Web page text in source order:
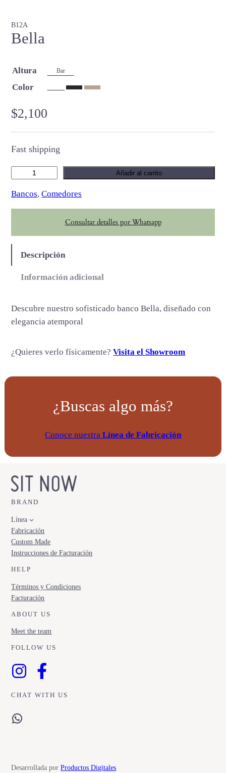
B12A
Bella
Altura Bar
Color
$2,100
Fast shipping
l
l
c
n
d
Añadir al carrito
Bancos, Comedores
Consultar detalles por Whatsapp
Descripción
Información adicional
Descubre nuestro sofisticado banco Bella, diseñado con
elegancia atemporal
¿Quieres verlo físicamente?Visita el Showroom
¿Buscas algo más?
Conoce nuestra Línea de Fabricación
BRAND
Línea
Fabricación
Custom Made
Instrucciones de Facturación
HELP
Términos y Condiciones
Facturación
ABOUT US
Meet the team
FOLLOW US
CHAT WITH US
WhatsApp
Desarrollada porProductos Digitales